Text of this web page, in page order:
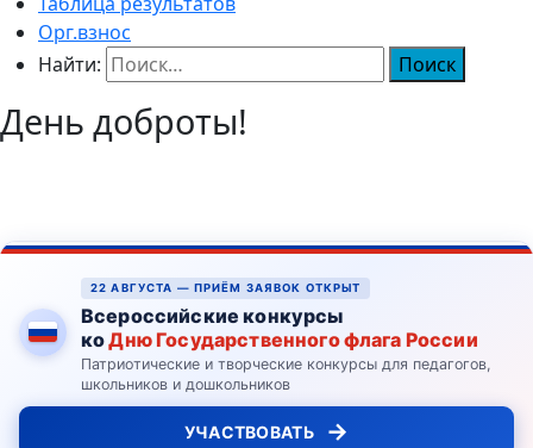
Орг.взнос
Найти:
День доброты!
22 АВГУСТА — ПРИЁМ ЗАЯВОК ОТКРЫТ
Всероссийские конкурсы
коДню Государственного флага России
Патриотические и творческие конкурсы для педагогов,
школьников и дошкольников
УЧАСТВОВАТЬ →